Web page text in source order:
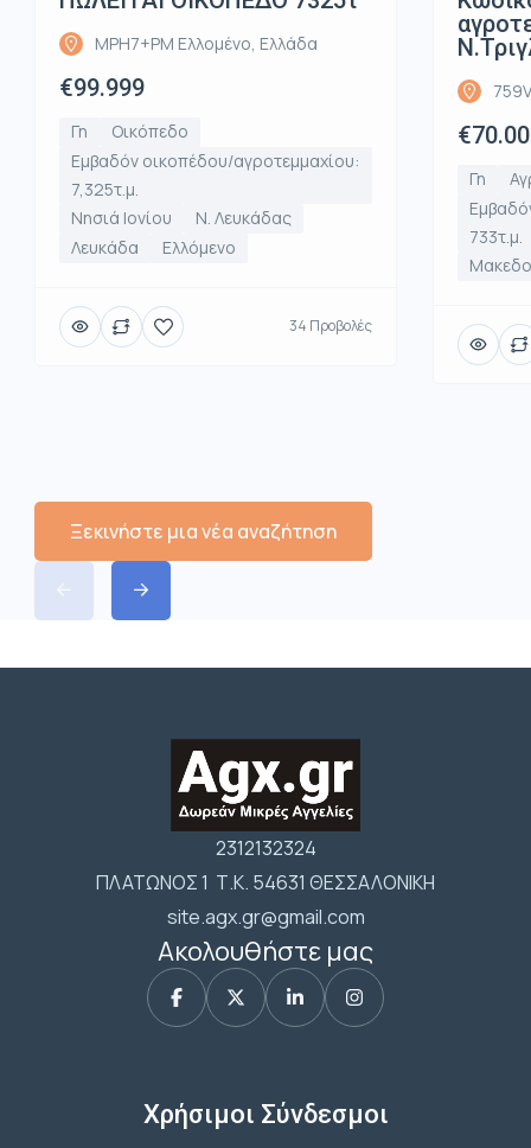
MPH7+PM Ελλομένο, Ελλάδα
€99.999
Γη
Οικόπεδο
Εμβαδόν οικοπέδου/αγροτεμμαχίου:
7,325τ.μ.
Νησιά Ιονίου
Ν. Λευκάδας
Λευκάδα
Ελλόμενο
34 Προβολές
Γη
733τ.μ.
Ξεκινήστε μια νέα αναζήτηση
2312132324
ΠΛΑΤΩΝΟΣ 1 Τ.Κ. 54631 ΘΕΣΣΑΛΟΝΙΚΗ
site.agx.gr@gmail.com
Ακολουθήστε μας
Χρήσιμοι Σύνδεσμοι